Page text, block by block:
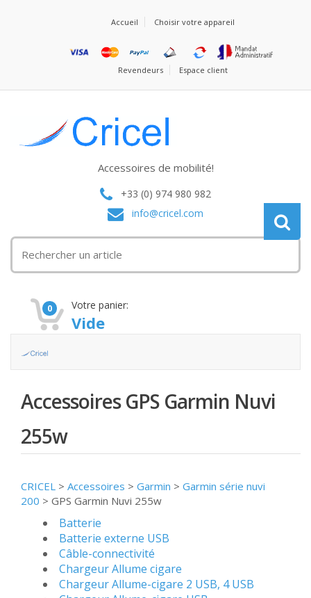
Accueil Choisir votre appareil
Revendeurs Espace client
Accessoires de mobilité!
+33 (0) 974 980 982
info@cricel.com
0 Votre panier:
Vide
Accessoires GPS Garmin Nuvi
255w
CRICEL > Accessoires > Garmin > Garmin série nuvi
200 > GPS Garmin Nuvi 255w
Batterie
Batterie externe USB
Câble-connectivité
Chargeur Allume cigare
Chargeur Allume-cigare 2 USB, 4 USB